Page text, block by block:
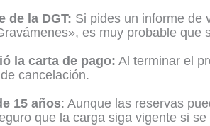
de la DGT: Si pides un informe de
es muy probable que
la carta de pago: Al terminar el
cancelación.
15 años: Aunque las reservas
que la carga siga vigente si se